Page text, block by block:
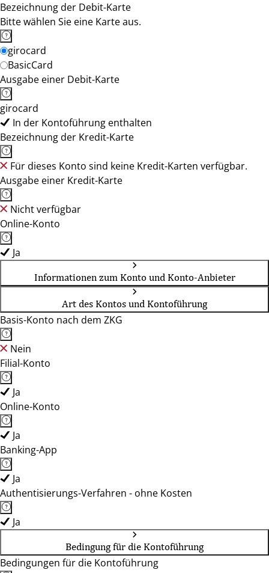
Bezeichnung der Debit-Karte
Bitte wählen Sie eine Karte aus.
girocard
BasicCard
Ausgabe einer Debit-Karte
girocard
In der Kontoführung enthalten
Bezeichnung der Kredit-Karte
Für dieses Konto sind keine Kredit-Karten verfügbar.
Ausgabe einer Kredit-Karte
Nicht verfügbar
Online-Konto
Ja
Informationen zum Konto und Konto-Anbieter
Art des Kontos und Kontoführung
Basis-Konto nach dem ZKG
Nein
Filial-Konto
Ja
Online-Konto
Ja
Banking-App
Ja
Authentisierungs-Verfahren - ohne Kosten
Ja
Bedingung für die Kontoführung
Bedingungen für die Kontoführung